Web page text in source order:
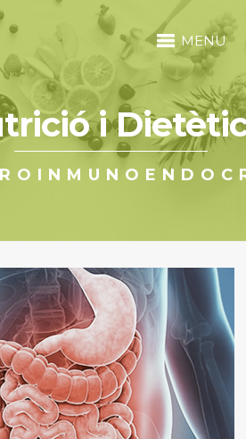
MENU
i